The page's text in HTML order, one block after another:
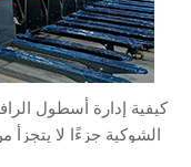
كيفية إدارة أسطول
الشوكية جزءًا لا
الشوكة